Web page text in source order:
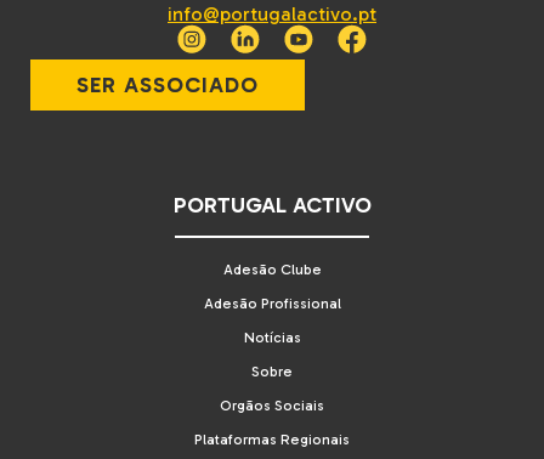
info@portugalactivo.pt
SER ASSOCIADO
PORTUGAL ACTIVO
Adesão Clube
Adesão Profissional
Notícias
Sobre
Orgãos Sociais
Plataformas Regionais